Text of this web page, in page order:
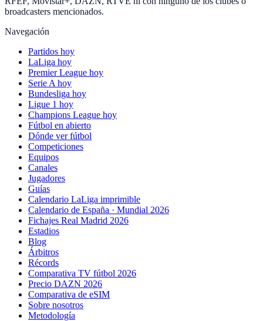
broadcasters mencionados.
Navegación
Partidos hoy
LaLiga hoy
Premier League hoy
Serie A hoy
Bundesliga hoy
Ligue 1 hoy
Champions League hoy
Fútbol en abierto
Dónde ver fútbol
Competiciones
Equipos
Canales
Jugadores
Guías
Calendario LaLiga imprimible
Calendario de España · Mundial 2026
Fichajes Real Madrid 2026
Estadios
Blog
Árbitros
Récords
Comparativa TV fútbol 2026
Precio DAZN 2026
Comparativa de eSIM
Sobre nosotros
Metodología